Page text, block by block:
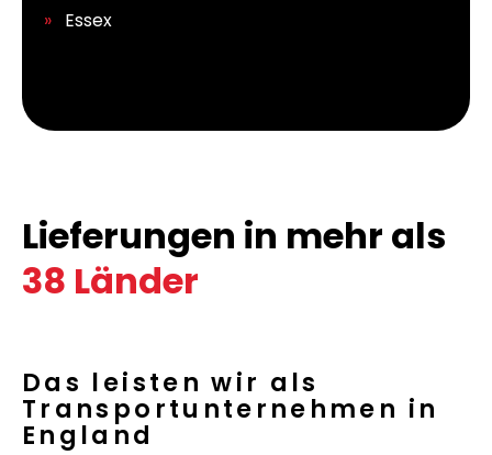
Essex
Lieferungen in mehr als
38 Länder
Das leisten wir als
Transportunternehmen in
England